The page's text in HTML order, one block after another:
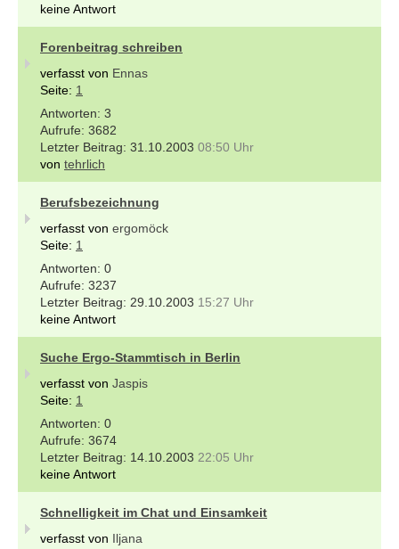
keine Antwort
Forenbeitrag schreiben
verfasst von Ennas
Seite: 1
3
3682
31.10.2003 08:50 Uhr
von tehrlich
Berufsbezeichnung
verfasst von ergomöck
Seite: 1
0
3237
29.10.2003 15:27 Uhr
keine Antwort
Suche Ergo-Stammtisch in Berlin
verfasst von Jaspis
Seite: 1
0
3674
14.10.2003 22:05 Uhr
keine Antwort
Schnelligkeit im Chat und Einsamkeit
verfasst von Iljana